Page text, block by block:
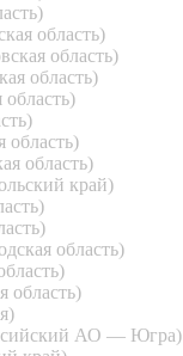
область)
область)
область)
область)
область)
край)
область)
область)
АО — Югра)